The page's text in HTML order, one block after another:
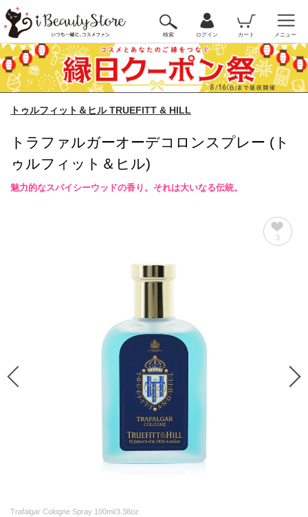
検索 ログイン カート メニュー
トゥルフィット＆ヒル TRUEFITT & HILL
トラファルガーオーデコロンスプレー (ト
ゥルフィット＆ヒル)
魅力的なスパイシーウッドの香り。それは大いなる伝統。
3
Trafalgar Cologne Spray 100ml/3.38oz